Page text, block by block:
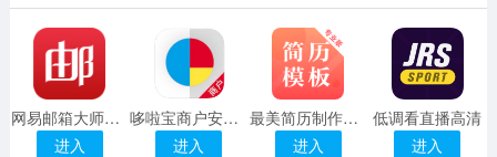
网易邮箱大师app下载安装
进入
哆啦宝商户安卓版
进入
最美简历制作app
进入
低调看直播高清
进入